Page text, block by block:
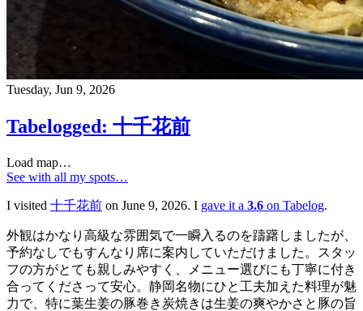
Tuesday, Jun 9, 2026
Tabelogged: 十千花前
Load map…
See with all my spots…
I visited 十千花前 on June 9, 2026. I gave it a 3.6 on Tabelog.
外観はかなり高級な雰囲気で一瞬入るのを躊躇しましたが、
予約なしでもすんなり席に案内していただけました。スタッ
フの方がとても親しみやすく、メニュー選びにも丁寧に付き
合ってくださって安心。静岡名物にひと工夫加えた料理が魅
力で、特に葉生姜の豚巻き炭焼きは生姜の爽やかさと豚の旨